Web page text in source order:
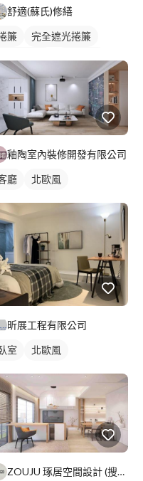
舒適(蘇氏)修繕
簾
完全遮光捲簾
釉陶室內裝修開發有限公司
廳 北歐風
昕展工程有限公司
室 北歐風
ZOUJU 琢居空間設計 (搜尋FB